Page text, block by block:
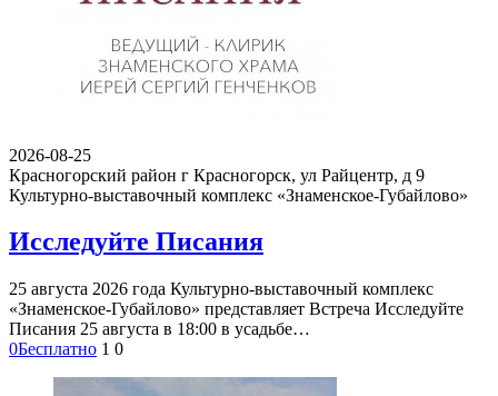
2026-08-25
Красногорский район г Красногорск, ул Райцентр, д 9
Культурно-выставочный комплекс «Знаменское-Губайлово»
Исследуйте Писания
25 августа 2026 года Культурно-выставочный комплекс
«Знаменское-Губайлово» представляет Встреча Исследуйте
Писания 25 августа в 18:00 в усадьбе…
0Бесплатно 1 0